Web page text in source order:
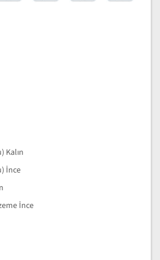
Kalın
İnce
İnce